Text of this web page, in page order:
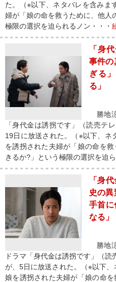
た。（※以下、ネタバレを含み
婦が「娘の命を救うために、他人
極限の選択を迫られるノン・・・
「身
事件の
ぎる
る」
勝地
「身代金は誘拐です」（読売テ
19日に放送された。（※以下、
を誘拐された夫婦が「娘の命を
きるか?」という極限の選択を迫
「身
史の
手首
なる」
勝地
ドラマ「身代金は誘拐です」（
が、5日に放送された。（※以下
娘を誘拐された夫婦が「娘の命